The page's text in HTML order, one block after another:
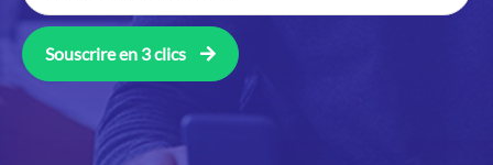
Souscrire en 3 clics